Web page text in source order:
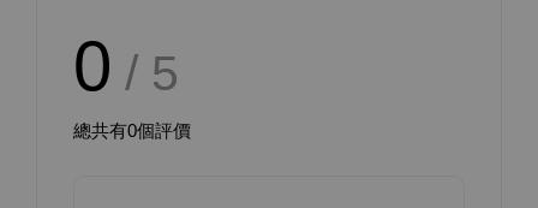
0 / 5
總共有0個評價